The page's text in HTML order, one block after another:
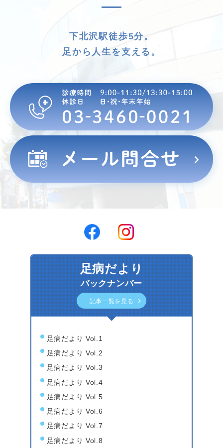
下北沢駅徒歩5分。
足から人生を支える。
足病だより
バックナンバー
記事一覧を見る
足病だより Vol.1
足病だより Vol.2
足病だより Vol.3
足病だより Vol.4
足病だより Vol.5
足病だより Vol.6
足病だより Vol.7
足病だより Vol.8